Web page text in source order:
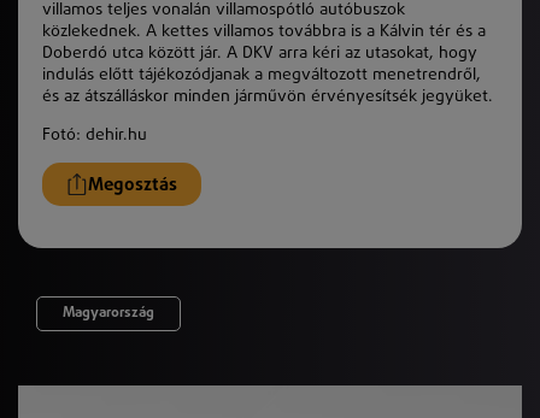
villamos teljes vonalán villamospótló autóbuszok
közlekednek. A kettes villamos továbbra is a Kálvin tér és a
Doberdó utca között jár. A DKV arra kéri az utasokat, hogy
indulás előtt tájékozódjanak a megváltozott menetrendről,
és az átszálláskor minden járművön érvényesítsék jegyüket.
Fotó: dehir.hu
Megosztás
Magyarország